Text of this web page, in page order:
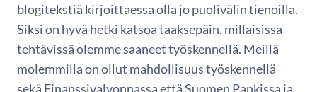
blogitekstiä kirjoittaessa olla jo puolivälin tienoilla.
Siksi on hyvä hetki katsoa taaksepäin, millaisissa
tehtävissä olemme saaneet työskennellä. Meillä
molemmilla on ollut mahdollisuus työskennellä
sekä Finanssivalvonnassa että Suomen Pankissa ja